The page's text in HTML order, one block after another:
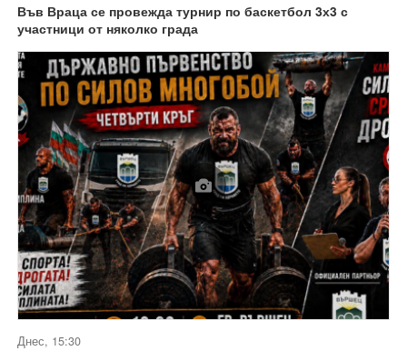
Във Враца се провежда турнир по баскетбол 3х3 с
участници от няколко града
Днес, 15:30